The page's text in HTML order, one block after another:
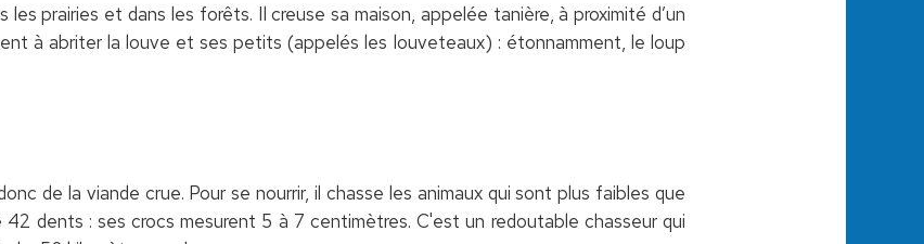
prairies et dans les forêts. Il creuse sa maison, appelée tanière, à proximité d’un
à abriter la louve et ses petits (appelés les louveteaux) : étonnamment, le loup
de la viande crue. Pour se nourrir, il chasse les animaux qui sont plus faibles que
42 dents : ses crocs mesurent 5 à 7 centimètres. C'est un redoutable chasseur qui